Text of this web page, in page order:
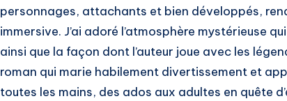
personnages, attachants et bien développés,
immersive. J’ai adoré l’atmosphère mystérieuse
ainsi que la façon dont l’auteur joue avec les
roman qui marie habilement divertissement et
toutes les mains, des ados aux adultes en quête